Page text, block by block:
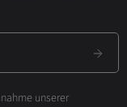
unserer